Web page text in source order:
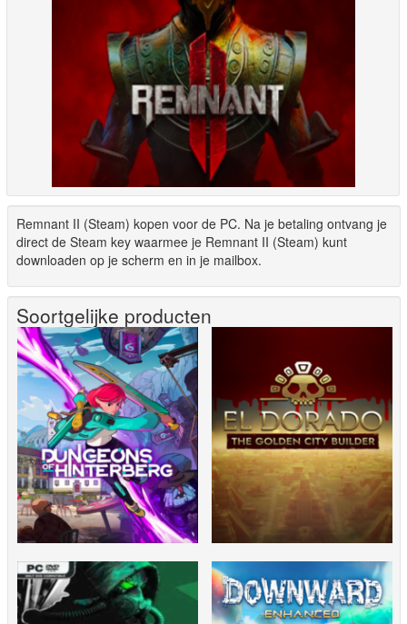
Remnant II (Steam) kopen voor de PC. Na je betaling ontvang je
direct de Steam key waarmee je Remnant II (Steam) kunt
downloaden op je scherm en in je mailbox.
Soortgelijke producten